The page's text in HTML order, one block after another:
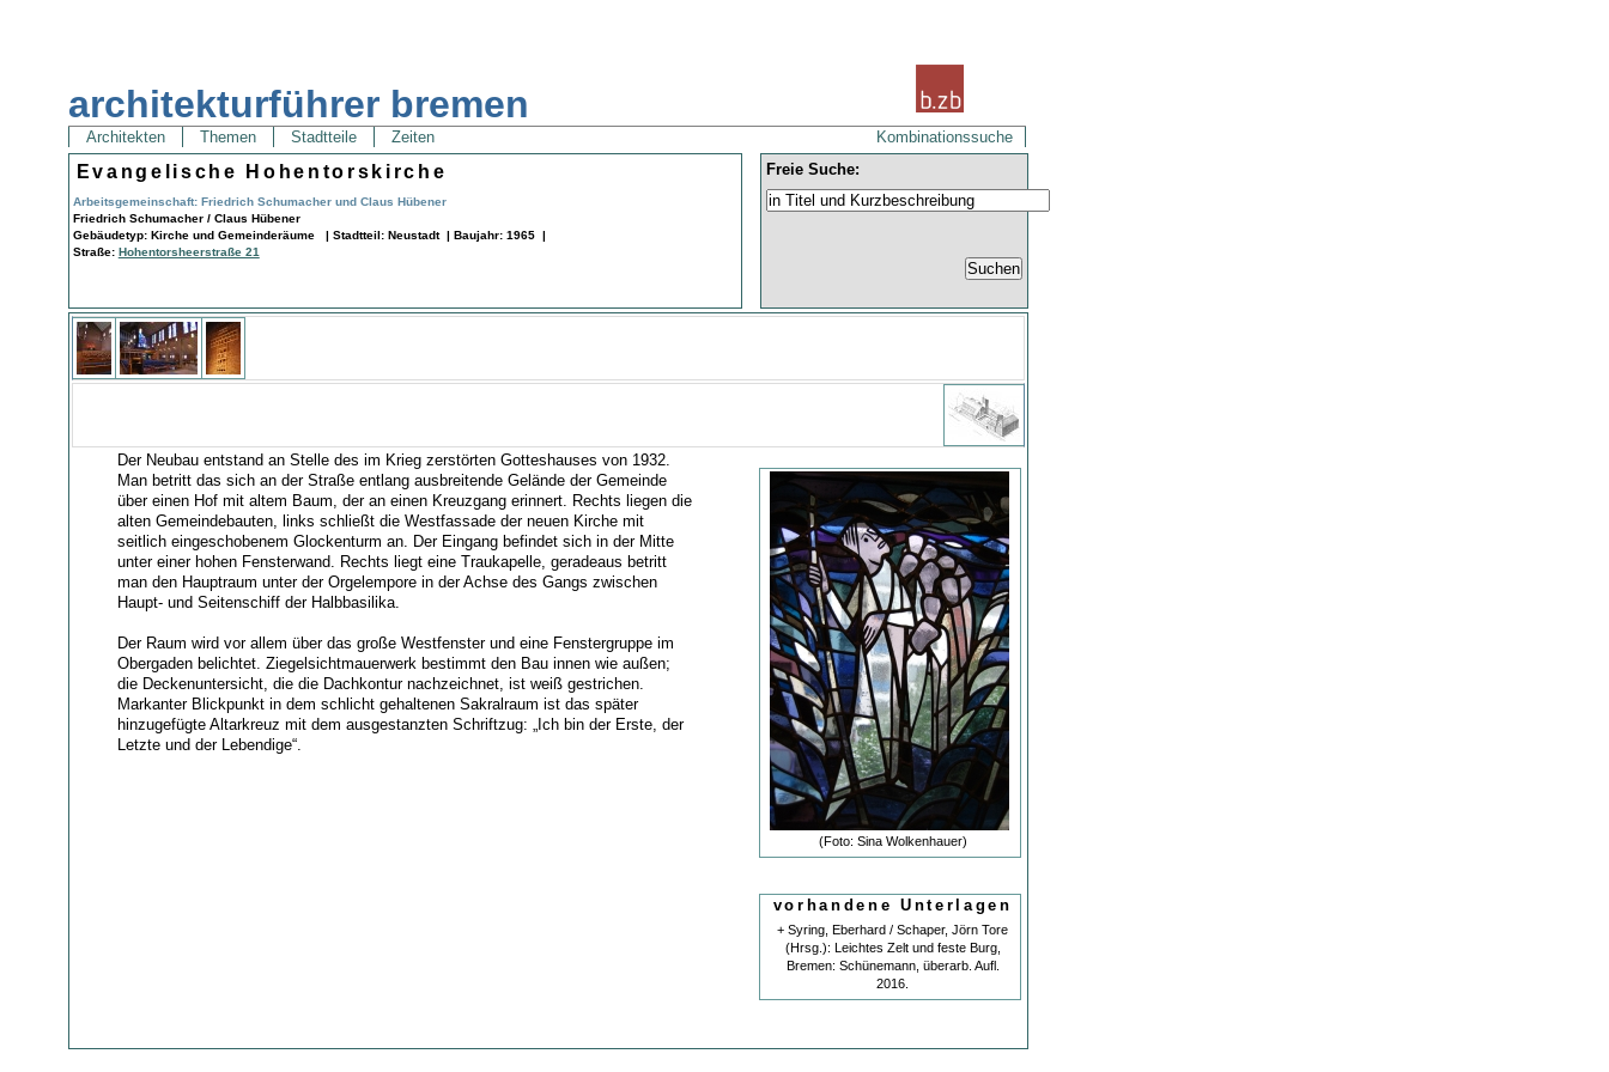
architekturführer bremen
Architekten Themen Stadtteile Zeiten Kombinationssuche
Evangelische Hohentorskirche
Arbeitsgemeinschaft: Friedrich Schumacher und Claus Hübener
Friedrich Schumacher / Claus Hübener
Gebäudetyp: Kirche und Gemeinderäume | Stadtteil: Neustadt | Baujahr: 1965 |
Straße: Hohentorsheerstraße 21
Freie Suche:
(Foto: Sina Wolkenhauer)
vorhandene Unterlagen
+ Syring, Eberhard / Schaper, Jörn Tore
(Hrsg.): Leichtes Zelt und feste Burg,
Bremen: Schünemann, überarb. Aufl.
2016.
Der Neubau entstand an Stelle des im Krieg zerstörten Gotteshauses von 1932.
Man betritt das sich an der Straße entlang ausbreitende Gelände der Gemeinde
über einen Hof mit altem Baum, der an einen Kreuzgang erinnert. Rechts liegen die
alten Gemeindebauten, links schließt die Westfassade der neuen Kirche mit
seitlich eingeschobenem Glockenturm an. Der Eingang befindet sich in der Mitte
unter einer hohen Fensterwand. Rechts liegt eine Traukapelle, geradeaus betritt
man den Hauptraum unter der Orgelempore in der Achse des Gangs zwischen
Haupt- und Seitenschiff der Halbbasilika.
Der Raum wird vor allem über das große Westfenster und eine Fenstergruppe im
Obergaden belichtet. Ziegelsichtmauerwerk bestimmt den Bau innen wie außen;
die Deckenuntersicht, die die Dachkontur nachzeichnet, ist weiß gestrichen.
Markanter Blickpunkt in dem schlicht gehaltenen Sakralraum ist das später
hinzugefügte Altarkreuz mit dem ausgestanzten Schriftzug: „Ich bin der Erste, der
Letzte und der Lebendige“.